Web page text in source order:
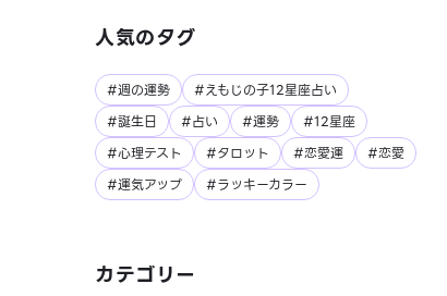
人気のタグ
#週の運勢
#えもじの子12星座占い
#誕生日
#占い #運勢
#12星座
#心理テスト
#タロット #恋愛運
#恋愛
#運気アップ
#ラッキーカラー
カテゴリー